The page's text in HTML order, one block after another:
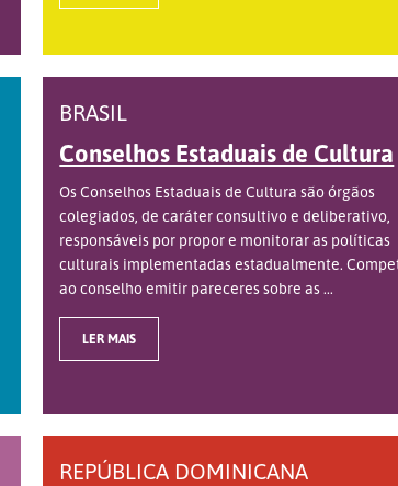
BRASIL
Conselhos Estaduais de Cultura
Os Conselhos Estaduais de Cultura são órgãos
colegiados, de caráter consultivo e deliberativo,
responsáveis por propor e monitorar as políticas
culturais implementadas estadualmente.
ao conselho emitir pareceres sobre as ...
LER MAIS
REPÚBLICA DOMINICANA